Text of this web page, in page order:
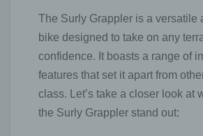
The Surly Grappler is a versatile
bike designed to take on any
confidence. It boasts a range of
features that set it apart from
class. Let’s take a closer look at
the Surly Grappler stand out: